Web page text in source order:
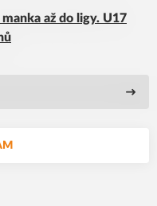
až do ligy. U17